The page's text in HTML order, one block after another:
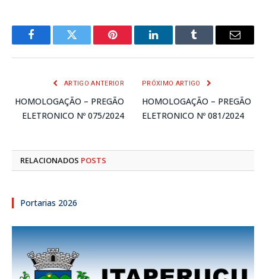
FacebookTwitter Pinterest LinkedInTumblr
E-
ARTIGO ANTERIOR
HOMOLOGAÇÃO – PREGÃO
ELETRONICO Nº 075/2024
PRÓXIMO ARTIGO
HOMOLOGAÇÃO – PREGÃO
ELETRONICO Nº 081/2024
RELACIONADOS POSTS
Portarias 2026